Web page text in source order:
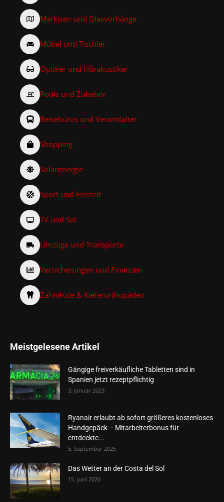
Markisen und Glasvorhänge
Möbel und Tischler
Optiker und Hörakustiker
Pools und Zubehör
Reisebüros und Veranstalter
Shopping
Solarenergie
Sport und Freizeit
TV und Sat
Umzüge und Transporte
Versicherungen und Finanzen
Zahnärzte & Kieferorthopäden
Meistgelesene Artikel
Gängige freiverkäufliche Tabletten sind in
Spanien jetzt rezeptpflichtig
3. Januar 2023
Ryanair erlaubt ab sofort größeres kostenloses
Handgepäck – Mitarbeiterbonus für
entdeckte...
5. September 2025
Das Wetter an der Costa del Sol
15. Juni 2020